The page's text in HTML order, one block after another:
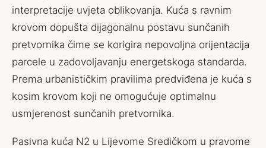
interpretacije uvjeta oblikovanja. Kuća s ravnim
krovom dopušta dijagonalnu postavu sunčanih
pretvornika čime se korigira nepovoljna orijentacija
parcele u zadovoljavanju energetskoga standarda.
Prema urbanističkim pravilima predviđena je kuća s
kosim krovom koji ne omogućuje optimalnu
usmjerenost sunčanih pretvornika.
Pasivna kuća N2 u Lijevome Sredičkom u pravome